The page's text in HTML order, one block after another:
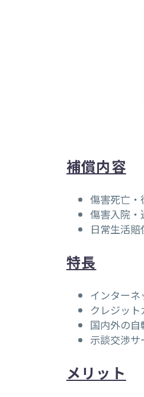
補償内容
傷害死亡・
傷害入院
日常生活
特長
インター
クレジッ
国内外の
示談交渉
メリット